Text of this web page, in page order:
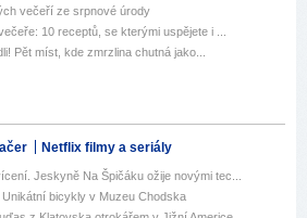
večeří ze srpnové úrody
10 receptů, se kterými uspějete i ...
Pět míst, kde zmrzlina chutná jako...
Netflix filmy a seriály
Jeskyně Na Špičáku ožije novými tec...
bicykly v Muzeu Chodska